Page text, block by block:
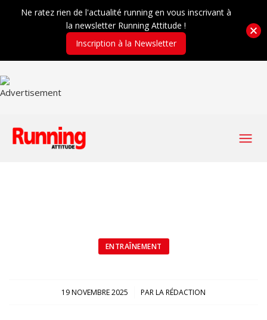
ENTRAÎNEMENT
19 NOVEMBRE 2025
/ PARLA RÉDACTION
Ne ratez rien de l'actualité running en vous inscrivant à
la newsletter Running Attitude !
Inscription à la Newsletter